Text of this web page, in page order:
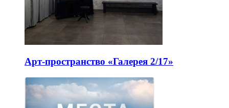
Арт-пространство «Галерея 2/17»